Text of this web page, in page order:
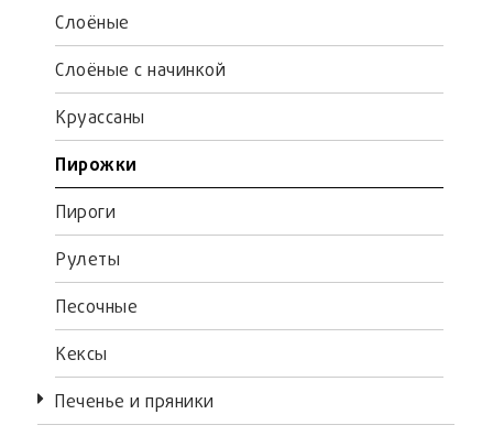
Слоёные
Слоёные с начинкой
Круассаны
Пирожки
Пироги
Рулеты
Песочные
Кексы
Печенье и пряники